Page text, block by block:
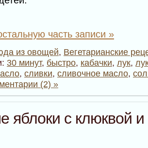
часть записи »
из овощей, Вегетарианские
30 минут, быстро, кабачки, лук,
, сливки, сливочное масло,
(2) »
яблоки с клюквой